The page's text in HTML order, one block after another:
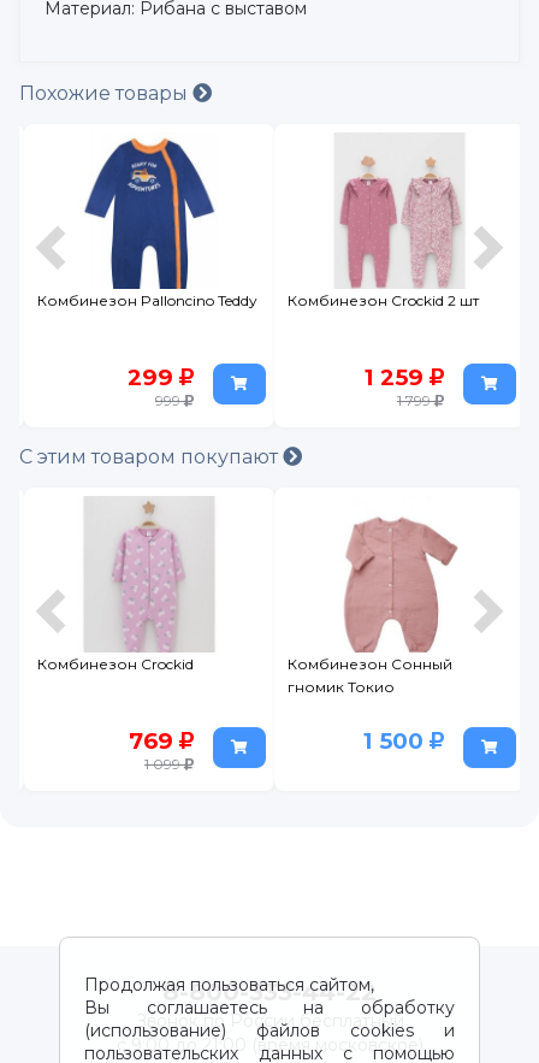
Материал: Рибана с выставом
Похожие товары
Комбинезон Palloncino Teddy
299
999
Комбинезон Crockid 2 шт
1 259
1 799
С этим товаром покупают
Комбинезон Crockid
769
1 099
Комбинезон Сонный
гномик Токио
1 500
Продолжая пользоваться сайтом,
Вы соглашаетесь на обработку
(использование) файлов cookies и
пользовательских данных с помощью
8-800-333-44-22
Звонок по России бесплатный
с 9:00 до 21:00 (время московское)